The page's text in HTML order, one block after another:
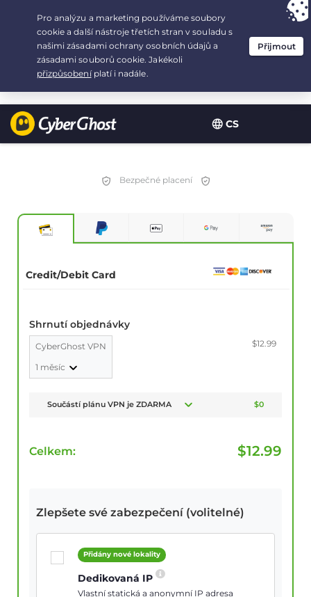
CS
Your choice:The Best Dealfor 3.3333333333333-years at $
/month
Bezpečné placení
Credit/Debit Card
Shrnutí objednávky
CyberGhost VPN
1 měsíc
$12.99
Součástí plánu VPN je ZDARMA $0
Celkem: $12.99
Zlepšete své zabezpečení (volitelné)
Přidány nové lokality
Dedikovaná IP
Vlastní statická a anonymní IP adresa